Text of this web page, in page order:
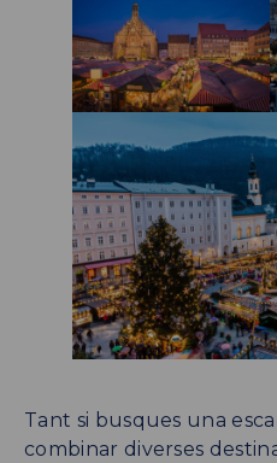
Tant si busques una
combinar diverses